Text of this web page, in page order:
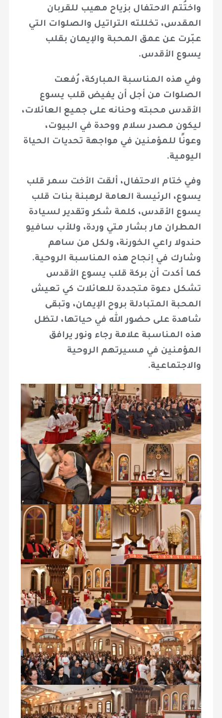
واختُتم الاحتفال بزياح مهيب للقربان
المقدس، تخللته التراتيل والصلوات التي
عبّرت عن عمق المحبة والإيمان بقلب
يسوع الأقدس.
وفي هذه المناسبة المباركة، رُفعت
الصلوات من أجل أن يفيض قلب يسوع
الأقدس محبته وحنانه على جميع العائلات،
ليكون مصدر سلام ووحدة في البيوت،
وعونًا للمؤمنين في مواجهة تحديات الحياة
اليومية.
وفي ختام الاحتفال، ألقت الأخت سمر قلب
يسوع، الرئيسة العامة لرهبنة بنات قلب
يسوع الأقدس، كلمة شكر وتقدير لسيادة
المطران مار بشار متي وردة، وللأب سافيو
حندولا راعي الخورنة، ولكل من ساهم
وشارك في إنجاح هذه المناسبة الروحية.
كما أكدت أن بركة قلب يسوع الأقدس
تشكل دعوة متجددة للعائلات كي تعيش
المحبة المتبادلة بروح الإيمان، وتبقى
شاهدة على حضور الله في حياتها، لتظل
هذه المناسبة علامة رجاء ونور يرافق
المؤمنين في مسيرتهم الروحية
والاجتماعية.